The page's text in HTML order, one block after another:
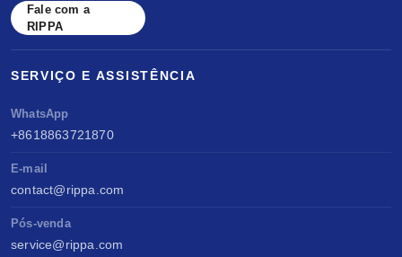
Fale com a
RIPPA
SERVIÇO E ASSISTÊNCIA
WhatsApp
+8618863721870
E-mail
contact@rippa.com
Pós-venda
service@rippa.com